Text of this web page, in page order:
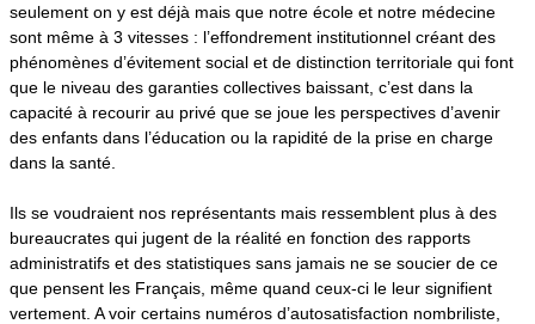
seulement on y est déjà mais que notre école et notre médecine
sont même à 3 vitesses : l’effondrement institutionnel créant des
phénomènes d’évitement social et de distinction territoriale qui font
que le niveau des garanties collectives baissant, c’est dans la
capacité à recourir au privé que se joue les perspectives d’avenir
des enfants dans l’éducation ou la rapidité de la prise en charge
dans la santé.
Ils se voudraient nos représentants mais ressemblent plus à des
bureaucrates qui jugent de la réalité en fonction des rapports
administratifs et des statistiques sans jamais ne se soucier de ce
que pensent les Français, même quand ceux-ci le leur signifient
vertement. A voir certains numéros d’autosatisfaction nombriliste,